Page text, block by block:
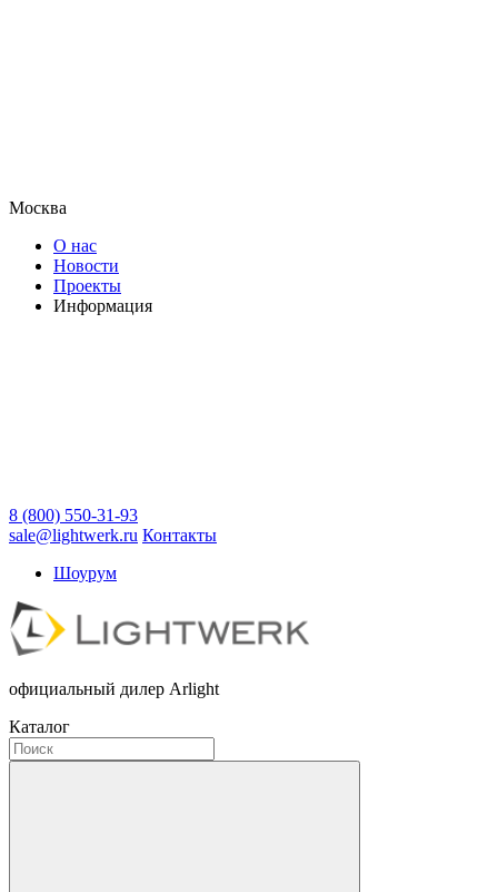
Москва
О нас
Новости
Проекты
Информация
8 (800) 550-31-93
sale@lightwerk.ru Контакты
Шоурум
официальный дилер Arlight
Каталог